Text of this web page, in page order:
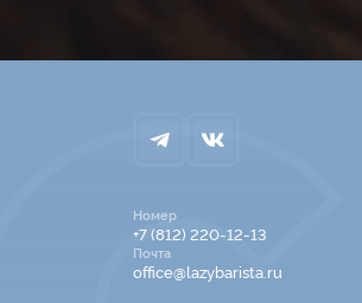
Номер
+7 (812) 220-12-13
Почта
office@lazybarista.ru